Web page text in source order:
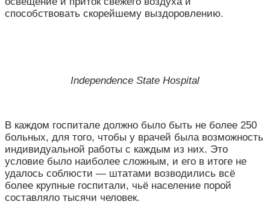
способствовать скорейшему выздоровлению.
Independence State Hospital
В каждом госпитале должно было быть не более 250
больных, для того, чтобы у врачей была возможность
индивидуальной работы с каждым из них. Это
условие было наиболее сложным, и его в итоге не
удалось соблюсти — штатами возводились всё
более крупные госпитали, чьё население порой
составляло тысячи человек.